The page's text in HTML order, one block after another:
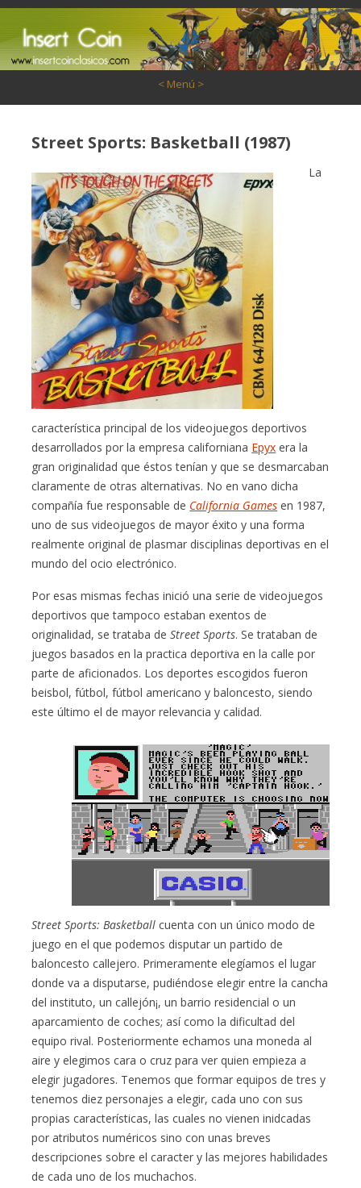
< Menú >
Street Sports: Basketball (1987)
La
característica principal de los videojuegos deportivos
desarrollados por la empresa californiana Epyx era la
gran originalidad que éstos tenían y que se desmarcaban
claramente de otras alternativas. No en vano dicha
compañía fue responsable de California Games en 1987,
uno de sus videojuegos de mayor éxito y una forma
realmente original de plasmar disciplinas deportivas en el
mundo del ocio electrónico.
Por esas mismas fechas inició una serie de videojuegos
deportivos que tampoco estaban exentos de
originalidad, se trataba deStreet Sports. Se trataban de
juegos basados en la practica deportiva en la calle por
parte de aficionados. Los deportes escogidos fueron
beisbol, fútbol, fútbol americano y baloncesto, siendo
este último el de mayor relevancia y calidad.
Street Sports: Basketball cuenta con un único modo de
juego en el que podemos disputar un partido de
baloncesto callejero. Primeramente elegíamos el lugar
donde va a disputarse, pudiéndose elegir entre la cancha
del instituto, un callejón¡, un barrio residencial o un
aparcamiento de coches; así como la dificultad del
equipo rival. Posteriormente echamos una moneda al
aire y elegimos cara o cruz para ver quien empieza a
elegir jugadores. Tenemos que formar equipos de tres y
tenemos diez personajes a elegir, cada uno con sus
propias características, las cuales no vienen inidcadas
por atributos numéricos sino con unas breves
descripciones sobre el caracter y las mejores habilidades
de cada uno de los muchachos.